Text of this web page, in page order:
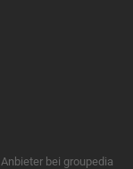
bei groupedia